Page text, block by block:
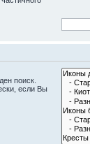
поиск.
если Вы